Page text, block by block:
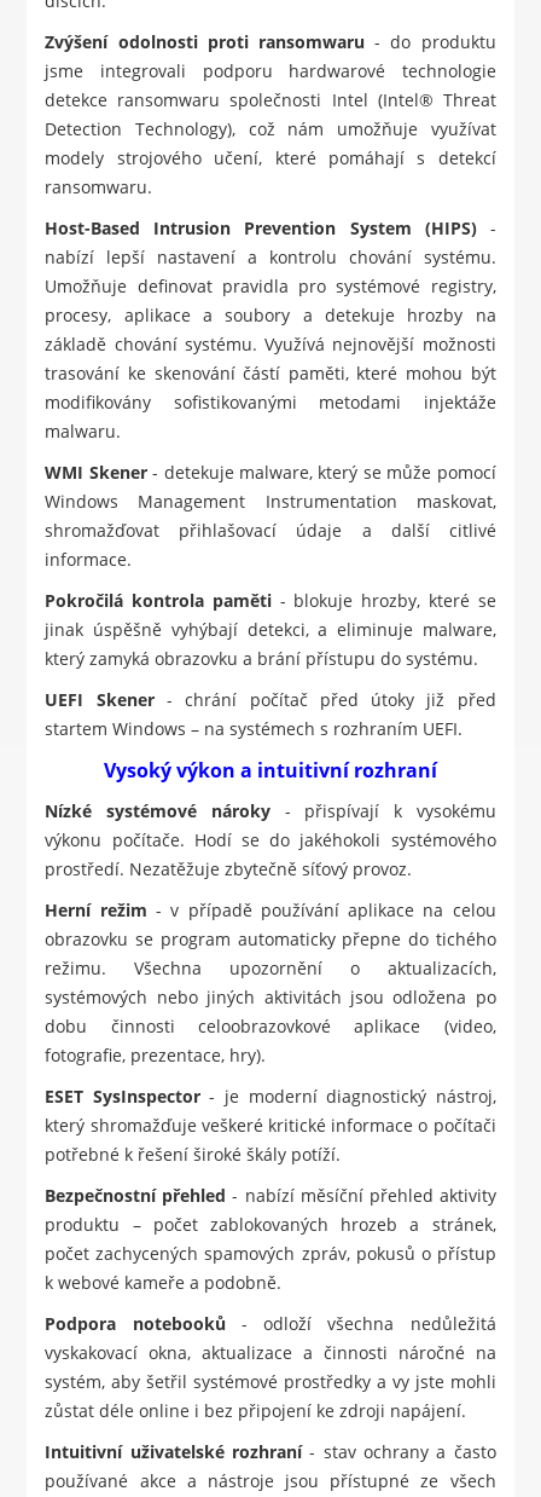
Zvýšení odolnosti proti ransomwaru - do produktu
jsme integrovali podporu hardwarové technologie
detekce ransomwaru společnosti Intel (Intel® Threat
Detection Technology), což nám umožňuje využívat
modely strojového učení, které pomáhají s detekcí
ransomwaru.
Host-Based Intrusion Prevention System (HIPS)-
nabízí lepší nastavení a kontrolu chování systému.
Umožňuje definovat pravidla pro systémové registry,
procesy, aplikace a soubory a detekuje hrozby na
základě chování systému. Využívá nejnovější možnosti
trasování ke skenování částí paměti, které mohou být
modifikovány sofistikovanými metodami injektáže
malwaru.
WMI Skener- detekuje malware, který se může pomocí
Windows Management Instrumentation maskovat,
shromažďovat přihlašovací údaje a další citlivé
informace.
Pokročilá kontrola paměti- blokuje hrozby, které se
jinak úspěšně vyhýbají detekci, a eliminuje malware,
který zamyká obrazovku a brání přístupu do systému.
UEFI Skener- chrání počítač před útoky již před
startem Windows – na systémech s rozhraním UEFI.
Vysoký výkon a intuitivní rozhraní
Nízké systémové nároky- přispívají k vysokému
výkonu počítače. Hodí se do jakéhokoli systémového
prostředí. Nezatěžuje zbytečně síťový provoz.
Herní režim - v případě používání aplikace na celou
obrazovku se program automaticky přepne do tichého
režimu. Všechna upozornění o aktualizacích,
systémových nebo jiných aktivitách jsou odložena po
dobu činnosti celoobrazovkové aplikace (video,
fotografie, prezentace, hry).
ESET SysInspector- je moderní diagnostický nástroj,
který shromažďuje veškeré kritické informace o počítači
potřebné k řešení široké škály potíží.
Bezpečnostní přehled - nabízí měsíční přehled aktivity
produktu – počet zablokovaných hrozeb a stránek,
počet zachycených spamových zpráv, pokusů o přístup
k webové kameře a podobně.
Podpora notebooků - odloží všechna nedůležitá
vyskakovací okna, aktualizace a činnosti náročné na
systém, aby šetřil systémové prostředky a vy jste mohli
zůstat déle online i bez připojení ke zdroji napájení.
Intuitivní uživatelské rozhraní- stav ochrany a často
používané akce a nástroje jsou přístupné ze všech